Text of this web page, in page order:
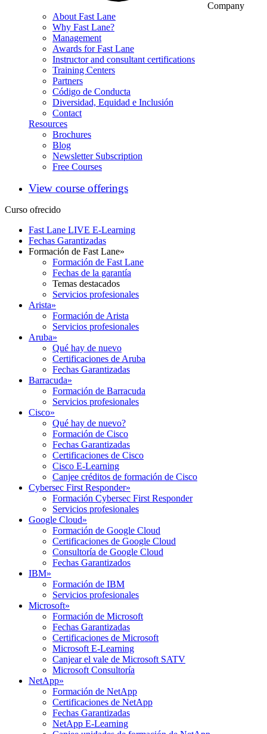
Company
About Fast Lane
Why Fast Lane?
Management
Awards for Fast Lane
Instructor and consultant certifications
Training Centers
Partners
Código de Conducta
Diversidad, Equidad e Inclusión
Contact
Resources
Brochures
Blog
Newsletter Subscription
Free Courses
View course offerings
Curso ofrecido
Fast Lane LIVE E-Learning
Fechas Garantizadas
Formación de Fast Lane»
Formación de Fast Lane
Fechas de la garantía
Temas destacados
Servicios profesionales
Arista»
Formación de Arista
Servicios profesionales
Aruba»
Qué hay de nuevo
Certificaciones de Aruba
Fechas Garantizadas
Barracuda»
Formación de Barracuda
Servicios profesionales
Cisco»
Qué hay de nuevo?
Formación de Cisco
Fechas Garantizadas
Certificaciones de Cisco
Cisco E-Learning
Canjee créditos de formación de Cisco
Cybersec First Responder»
Formación Cybersec First Responder
Servicios profesionales
Google Cloud»
Formación de Google Cloud
Certificaciones de Google Cloud
Consultoría de Google Cloud
Fechas Garantizados
IBM»
Formación de IBM
Servicios profesionales
Microsoft»
Formación de Microsoft
Fechas Garantizadas
Certificaciones de Microsoft
Microsoft E-Learning
Canjear el vale de Microsoft SATV
Microsoft Consultoría
NetApp»
Formación de NetApp
Certificaciones de NetApp
Fechas Garantizadas
NetApp E-Learning